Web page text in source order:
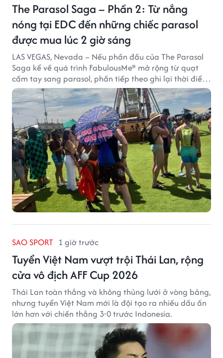
The Parasol Saga – Phần 2: Từ nắng
nóng tại EDC đến những chiếc parasol
được mua lúc 2 giờ sáng
LAS VEGAS, Nevada – Nếu phần đầu của The Parasol
Saga kể về quá trình FabulousMe® mở rộng từ quạt
cầm tay sang parasol, phần tiếp theo ghi lại thời điểm
sản phẩm được thị trường đón nhận và dần vượt khỏi
công năng che nắng thông thường.
SAO SPORT 1 giờ trước
Tuyển Việt Nam vượt trội Thái Lan, rộng
cửa vô địch AFF Cup 2026
Thái Lan toàn thắng và không thủng lưới ở vòng bảng,
nhưng tuyển Việt Nam mới là đội tạo ra nhiều dấu ấn
lớn hơn với chiến thắng 3-0 trước Indonesia.